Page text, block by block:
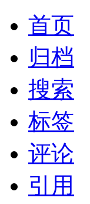
首页
归档
搜索
标签
评论
引用